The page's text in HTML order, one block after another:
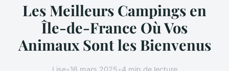
Les Meilleurs Campings en
Île-de-France Où Vos
Animaux Sont les Bienvenus
Lise•16 mars 2025•4 min de lecture